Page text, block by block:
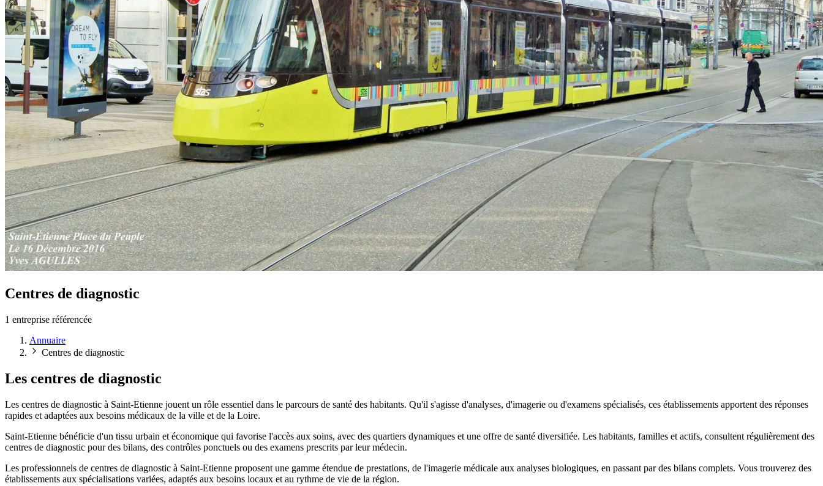
Centres de diagnostic
1 entreprise référencée
Annuaire
Centres de diagnostic
Les centres de diagnostic
Les centres de diagnostic à Saint-Etienne jouent un rôle essentiel dans le parcours de santé des habitants. Qu'il s'agisse d'analyses, d'imagerie ou d'examens spécialisés, ces établissements apportent des réponses
rapides et adaptées aux besoins médicaux de la ville et de la Loire.
Saint-Etienne bénéficie d'un tissu urbain et économique qui favorise l'accès aux soins, avec des quartiers dynamiques et une offre de santé diversifiée. Les habitants, familles et actifs, consultent régulièrement des
centres de diagnostic pour des bilans, des contrôles ponctuels ou des examens prescrits par leur médecin.
Les professionnels de centres de diagnostic à Saint-Etienne proposent une gamme étendue de prestations, de l'imagerie médicale aux analyses biologiques, en passant par des bilans complets. Vous trouverez des
établissements aux spécialisations variées, adaptés aux besoins locaux et au rythme de vie de la région.